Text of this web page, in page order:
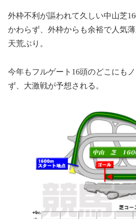
外枠不利が謳われて久しい中山芝
かわらず、外枠からも余裕で人気
天荒ぶり。
今年もフルゲート16頭のどこにも
ず、大激戦が予想される。